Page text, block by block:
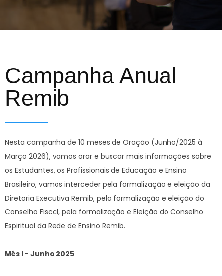
Campanha Anual
Remib
Nesta campanha de 10 meses de Oração (Junho/2025 à
Março 2026), vamos orar e buscar mais informações sobre
os Estudantes, os Profissionais de Educação e Ensino
Brasileiro, vamos interceder pela formalização e eleição da
Diretoria Executiva Remib, pela formalização e eleição do
Conselho Fiscal, pela formalização e Eleição do Conselho
Espiritual da Rede de Ensino Remib.
Mês I - Junho 2025